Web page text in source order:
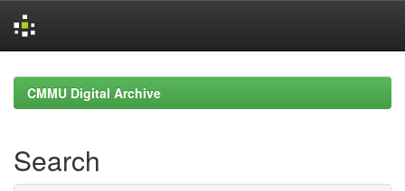
navigationCMMU Digital Archive
Search